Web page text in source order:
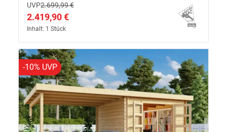
UVP2.699,99 €
2.419,90 €
Inhalt: 1 Stück
-10% UVP